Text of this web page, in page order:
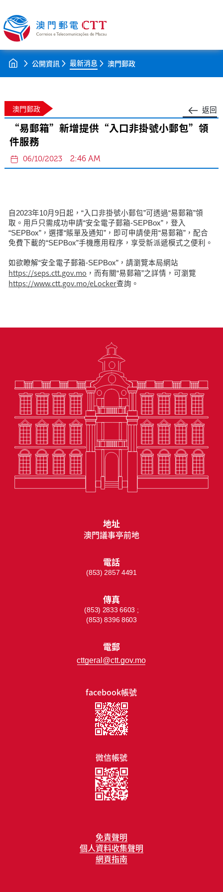
公開資訊 最新消息 澳門郵政
返回
澳門郵政
“易郵箱”新增提供“入口非掛號小郵包”領
件服務
06/10/2023 2:46 AM
自2023年10月9日起，“入口非掛號小郵包”可透過“易郵箱”領
取。用戶只需成功申請“安全電子郵箱-SEPBox”，登入
“SEPBox”，選擇“賬單及通知”，即可申請使用“易郵箱”，配合
免費下載的“SEPBox”手機應用程序，享受新派遞模式之便利。
如欲瞭解“安全電子郵箱-SEPBox”，請瀏覽本局網站
https://seps.ctt.gov.mo ，而有關“易郵箱”之詳情，可瀏覽
https://www.ctt.gov.mo/eLocker查詢。
免責聲明
個人資料收集聲明
網頁指南
facebook帳號
微信帳號
地址
澳門議事亭前地
電話
(853) 2857 4491
傳真
(853) 2833 6603 ;
(853) 8396 8603
電郵
cttgeral@ctt.gov.mo